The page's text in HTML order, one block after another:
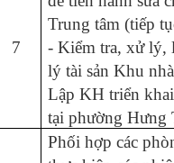
7
Trung tâm (tiếp
- Kiểm tra, xử lý,
lý tài sản Khu
Lập KH triển
tại phường
Phối hợp các